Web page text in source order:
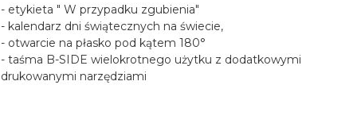
- etykieta " W przypadku zgubienia"
- kalendarz dni świątecznych na świecie,
- otwarcie na płasko pod kątem 180°
- taśma B-SIDE wielokrotnego użytku z dodatkowymi
drukowanymi narzędziami